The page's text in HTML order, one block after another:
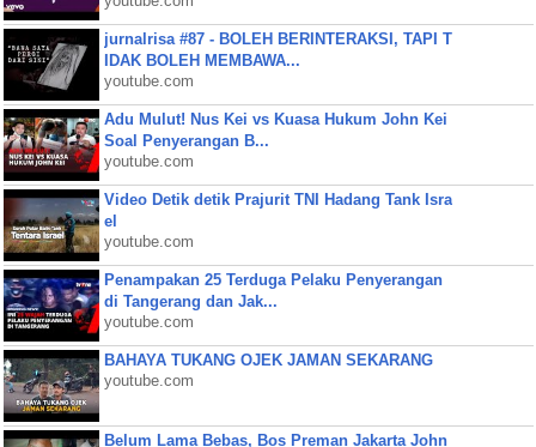
jurnalrisa #87 - BOLEH BERINTERAKSI, TAPI T
IDAK BOLEH MEMBAWA...
youtube.com
Adu Mulut! Nus Kei vs Kuasa Hukum John Kei
Soal Penyerangan B...
youtube.com
Video Detik detik Prajurit TNI Hadang Tank Isra
el
youtube.com
Penampakan 25 Terduga Pelaku Penyerangan
di Tangerang dan Jak...
youtube.com
BAHAYA TUKANG OJEK JAMAN SEKARANG
youtube.com
Belum Lama Bebas, Bos Preman Jakarta John